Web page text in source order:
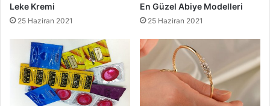
Leke Kremi
25 Haziran 2021
En Güzel Abiye Modelleri
25 Haziran 2021